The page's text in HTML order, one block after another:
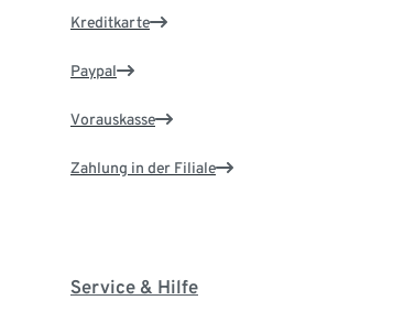
Kreditkarte
Paypal
Vorauskasse
Zahlung in der Filiale
Service & Hilfe